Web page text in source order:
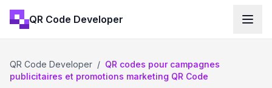
QR Code Developer
QR Code Developer / QR codes pour campagnes
publicitaires et promotions marketing QR Code